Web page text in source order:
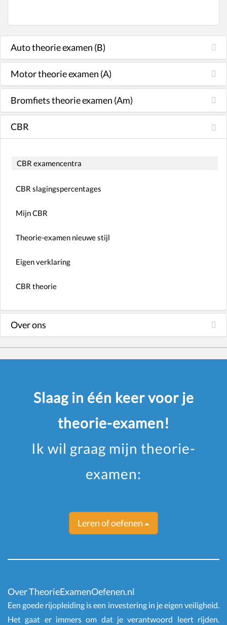
Auto theorie examen (B)
Motor theorie examen (A)
Bromfiets theorie examen (Am)
CBR
CBR examencentra
CBR slagingspercentages
Mijn CBR
Theorie-examen nieuwe stijl
Eigen verklaring
CBR theorie
Over ons
Slaag in één keer voor je
theorie-examen!
Ik wil graag mijn theorie-
examen:
Leren of oefenen
Over TheorieExamenOefenen.nl
Een goede rijopleiding is een investering in je eigen veiligheid.
Het gaat er immers om dat je verantwoord leert rijden.